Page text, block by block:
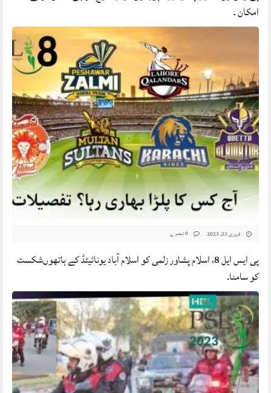
امکان ۔
فروری 23, 2023
پی ایس ایل 8، اسلام پشاور زلمی کو اسلام آباد یونائیٹڈ کے ہاتھوں‌شکست
کو سامنا.